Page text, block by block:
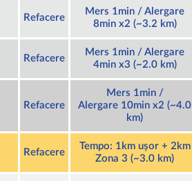
Refacere
Mers 1min / Alergare
8min x2 (~3.2 km)
Refacere
Mers 1min / Alergare
4min x3 (~2.0 km)
Refacere
Mers 1min /
Alergare 10min x2 (~4.0
km)
Refacere
Tempo: 1km ușor + 2km
Zona 3 (~3.0 km)